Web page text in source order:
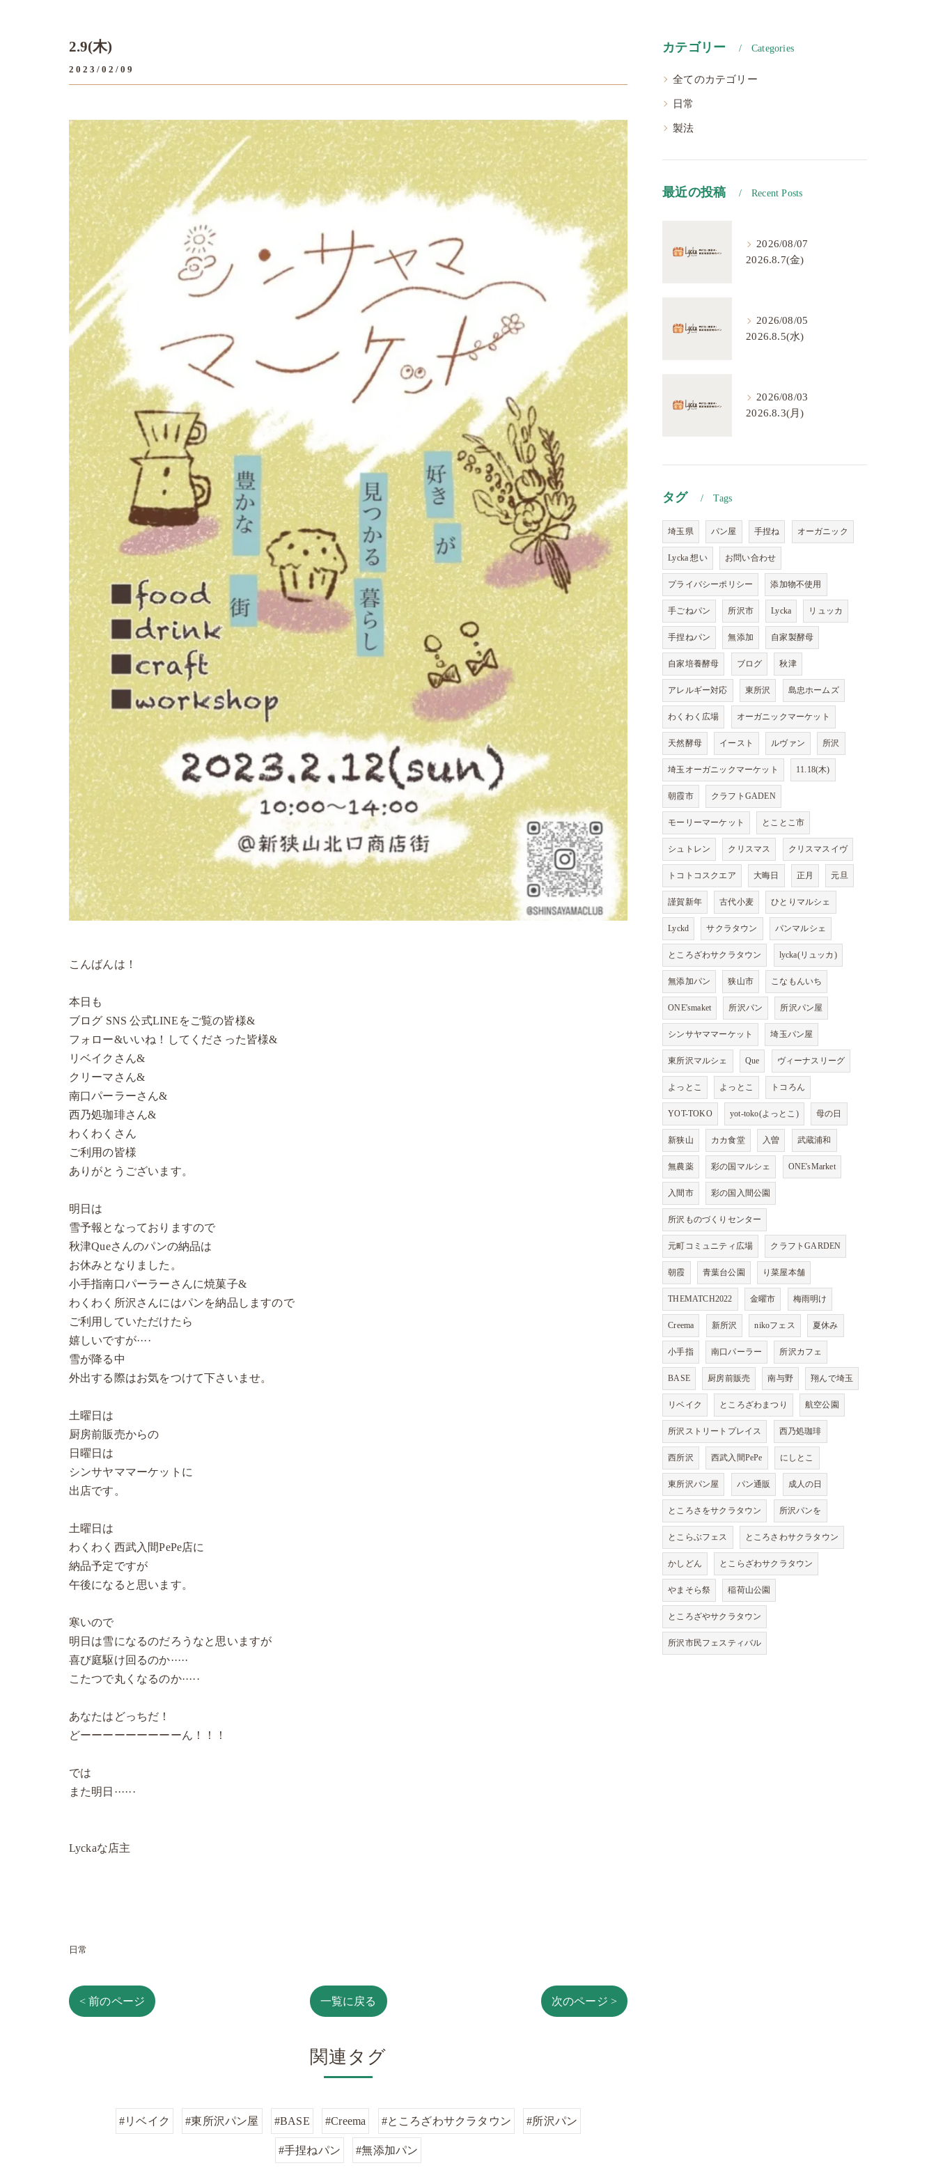
2.9(木)
2023/02/09
こんばんは！
本日も
ブログ SNS 公式LINEをご覧の皆様&
フォロー&いいね！してくださった皆様&
リベイクさん&
クリーマさん&
南口パーラーさん&
西乃処珈琲さん&
わくわくさん
ご利用の皆様
ありがとうございます。
明日は
雪予報となっておりますので
秋津Queさんのパンの納品は
お休みとなりました。
小手指南口パーラーさんに焼菓子&
わくわく所沢さんにはパンを納品しますので
ご利用していただけたら
嬉しいですが····
雪が降る中
外出する際はお気をつけて下さいませ。
土曜日は
厨房前販売からの
日曜日は
シンサヤママーケットに
出店です。
土曜日は
わくわく西武入間PePe店に
納品予定ですが
午後になると思います。
寒いので
明日は雪になるのだろうなと思いますが
喜び庭駆け回るのか·····
こたつで丸くなるのか·····
あなたはどっちだ！
どーーーーーーーーーん！！！
では
また明日······
Lyckaな店主
日常
< 前のページ 一覧に戻る 次のページ >
関連タグ
#リベイク #東所沢パン屋 #BASE #Creema #ところざわサクラタウン #所沢パン
#手捏ねパン #無添加パン
カテゴリー Categories
全てのカテゴリー
日常
製法
最近の投稿 Recent Posts
2026/08/07
2026.8.7(金)
2026/08/05
2026.8.5(水)
2026/08/03
2026.8.3(月)
タグ Tags
埼玉県 パン屋 手捏ね オーガニック
Lycka 想い お問い合わせ
プライバシーポリシー 添加物不使用
手ごねパン 所沢市 Lycka リュッカ
手捏ねパン 無添加 自家製酵母
自家培養酵母 ブログ 秋津
アレルギー対応 東所沢 島忠ホームズ
わくわく広場 オーガニックマーケット
天然酵母 イースト ルヴァン 所沢
埼玉オーガニックマーケット 11.18(木)
朝霞市 クラフトGADEN
モーリーマーケット とことこ市
シュトレン クリスマス クリスマスイヴ
トコトコスクエア 大晦日 正月 元旦
謹賀新年 古代小麦 ひとりマルシェ
Lyckd サクラタウン パンマルシェ
ところざわサクラタウン lycka(リュッカ)
無添加パン 狭山市 こなもんいち
ONE'smaket 所沢パン 所沢パン屋
シンサヤママーケット 埼玉パン屋
東所沢マルシェ Que ヴィーナスリーグ
よっとこ よっとこ トコろん
YOT-TOKO yot-toko(よっとこ) 母の日
新狭山 カカ食堂 入曽 武蔵浦和
無農薬 彩の国マルシェ ONE'sMarket
入間市 彩の国入間公園
所沢ものづくりセンター
元町コミュニティ広場 クラフトGARDEN
朝霞 青葉台公園 り菜屋本舗
THEMATCH2022 金曜市 梅雨明け
Creema 新所沢 nikoフェス 夏休み
小手指 南口パーラー 所沢カフェ
BASE 厨房前販売 南与野 翔んで埼玉
リベイク ところざわまつり 航空公園
所沢ストリートプレイス 西乃処珈琲
西所沢 西武入間PePe にしとこ
東所沢パン屋 パン通販 成人の日
ところさをサクラタウン 所沢パンを
とこらぶフェス ところさわサクラタウン
かしどん とこらざわサクラタウン
やまそら祭 稲荷山公園
ところざやサクラタウン
所沢市民フェスティバル